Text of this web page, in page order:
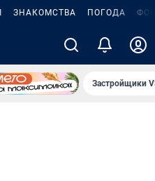
ЗНАКОМСТВА ПОГОДА
Застройщики